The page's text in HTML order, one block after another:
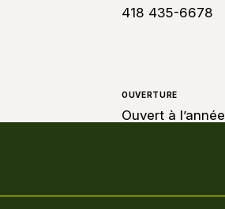
418 435-6678
OUVERTURE
Ouvert à l’année